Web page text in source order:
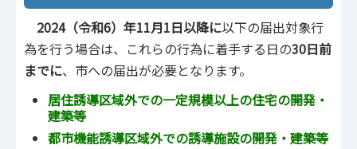
2024（令和6）年11月1日以降に以下の届出対象行
為を行う場合は、これらの行為に着手する日の30日前
までに、市への届出が必要となります。
居住誘導区域外での一定規模以上の住宅の開発・
建築等
都市機能誘導区域外での誘導施設の開発・建築等